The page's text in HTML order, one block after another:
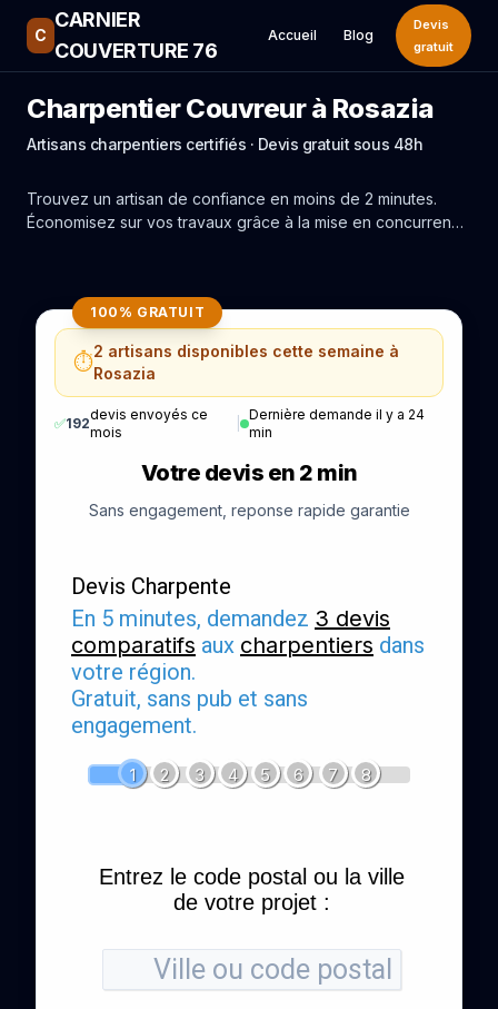
C
CARNIER
COUVERTURE 76
Accueil Blog
Devis
gratuit
Charpentier Couvreur à Rosazia
Artisans charpentiers certifiés · Devis gratuit sous 48h
Trouvez un artisan de confiance en moins de 2 minutes.
Économisez sur vos travaux grâce à la mise en concurrence
100% GRATUIT
⏱️2 artisans disponibles cette semaine à
Rosazia
✅192
devis envoyés ce
mois
|
Dernière demande il y a 24
min
Votre devis en 2 min
Sans engagement, reponse rapide garantie
Devis Charpente
En 5 minutes, demandez 3 devis
comparatifs aux charpentiers dans
votre région.
Gratuit, sans pub et sans
engagement.
1 2 3 4 5 6 7 8
Entrez le code postal ou la ville
de votre projet :